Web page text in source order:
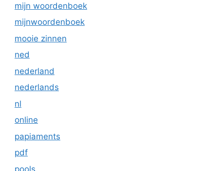
mijn woordenboek
mijnwoordenboek
mooie zinnen
ned
nederland
nederlands
nl
online
papiaments
pdf
pools